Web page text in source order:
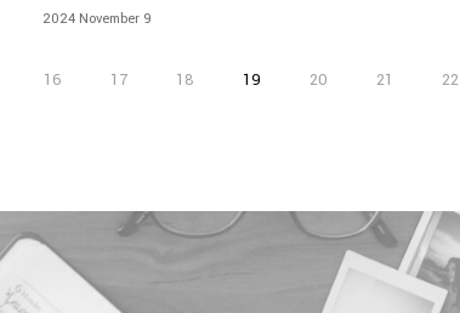
與和諧 使家居生活更加多樣化
2024 November 9
16 17 18 19 20 21 22